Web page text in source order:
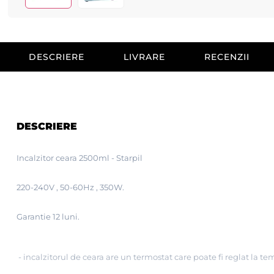
DESCRIERE LIVRARE RECENZII
DESCRIERE
Incalzitor ceara 2500ml - Starpil
220-240V , 50-60Hz , 350W.
Garantie 12 luni.
- incalzitorul de ceara are un termostat care poate fi reglat la